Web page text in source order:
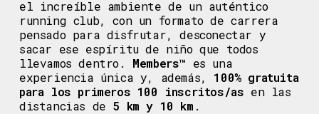
el increíble ambiente de un auténtico
running club, con un formato de carrera
pensado para disfrutar, desconectar y
sacar ese espíritu de niño que todos
llevamos dentro. Members™ es una
experiencia única y, además, 100% gratuita
para los primeros 100 inscritos/as en las
distancias de 5 km y 10 km .